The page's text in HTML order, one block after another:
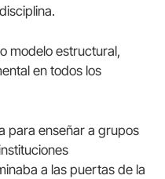
modelo estructural,
en todos los
para enseñar a grupos
a las puertas de la